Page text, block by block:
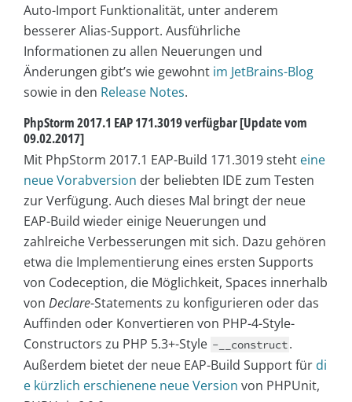
Auto-Import Funktionalität, unter anderem
besserer Alias-Support. Ausführliche
Informationen zu allen Neuerungen und
Änderungen gibt’s wie gewohnt im JetBrains-Blog
sowie in den Release Notes.
PhpStorm 2017.1 EAP 171.3019 verfügbar [Update vom
09.02.2017]
Mit PhpStorm 2017.1 EAP-Build 171.3019 steht eine
neue Vorabversion der beliebten IDE zum Testen
zur Verfügung. Auch dieses Mal bringt der neue
EAP-Build wieder einige Neuerungen und
zahlreiche Verbesserungen mit sich. Dazu gehören
etwa die Implementierung eines ersten Supports
von Codeception, die Möglichkeit, Spaces innerhalb
von Declare-Statements zu konfigurieren oder das
Auffinden oder Konvertieren von PHP-4-Style-
Constructors zu PHP 5.3+-Style -__construct.
Außerdem bietet der neue EAP-Build Support für di
e kürzlich erschienene neue Version von PHPUnit,